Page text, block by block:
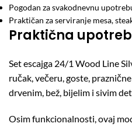
Pogodan za svakodnevnu
Praktičan za serviranje mesa,
Praktična
Set escajga 24/1 Wood Line
ručak, večeru, goste,
drvenim, bež, bijelim i sivim
Osim funkcionalnosti, ovaj